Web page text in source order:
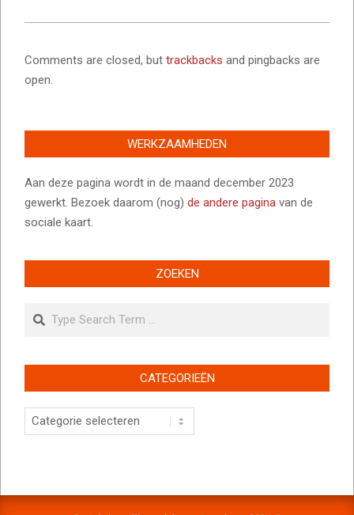
Comments are closed, but trackbacks and pingbacks are
open.
WERKZAAMHEDEN
Aan deze pagina wordt in de maand december 2023
gewerkt. Bezoek daarom (nog) de andere pagina van de
sociale kaart.
ZOEKEN
Search
CATEGORIEËN
Categorieën